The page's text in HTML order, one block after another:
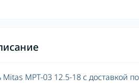
Mitas MPT-03 12.5-18 с доставкой